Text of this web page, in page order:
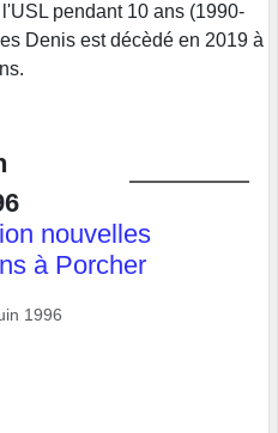
pendant 10 ans (1990-
Denis est décèdé en 2019 à
nouvelles
à Porcher
1996